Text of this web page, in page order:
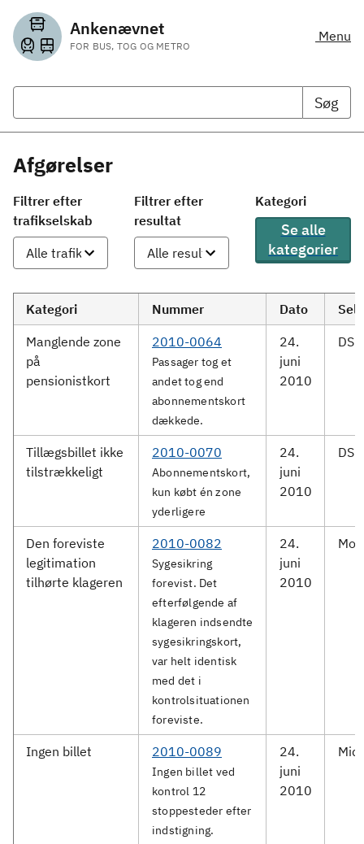
Ankenævnet
FOR BUS, TOG OG METRO
Menu
Søg
Afgørelser
Filtrer efter
trafikselskab
Filtrer efter
resultat
Kategori
Se alle
kategorier
Kategori Nummer Dato
Manglende zone
på
pensionistkort
2010-0064
Passager tog et
andet tog end
abonnementskort
dækkede.
24.
juni
2010
Tillægsbillet ikke
tilstrækkeligt
2010-0070
Abonnementskort,
kun købt én zone
yderligere
24.
juni
2010
Den foreviste
legitimation
tilhørte klageren
2010-0082
Sygesikring
forevist. Det
efterfølgende af
klageren indsendte
sygesikringskort,
var helt identisk
med det i
kontrolsituationen
foreviste.
24.
juni
2010
Ingen billet 2010-0089
Ingen billet ved
kontrol 12
stoppesteder efter
indstigning.
24.
juni
2010